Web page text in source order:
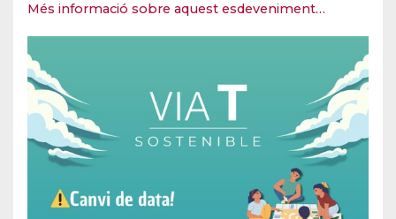
Més informació sobre aquest esdeveniment…